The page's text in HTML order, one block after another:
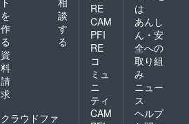
を
作
る
談
す
る
資
料
請
求
クラウドファ
RE
CAM
PFI
RE
コ
ミュ
ニ
ティ
CAM
は
あんし
ん・安
全への
取り組
み
ニュー
ス
ヘルプ